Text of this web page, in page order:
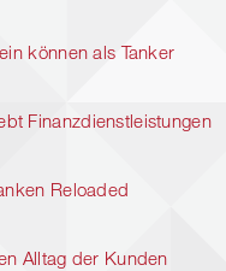
können als Tanker
Finanzdienstleistungen
Reloaded
Alltag der Kunden